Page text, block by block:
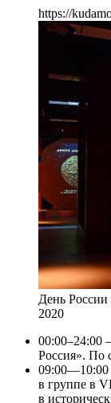
https://
День
2020
00:00–24:00
Россия». По
09:00—10:00
в группе в
в